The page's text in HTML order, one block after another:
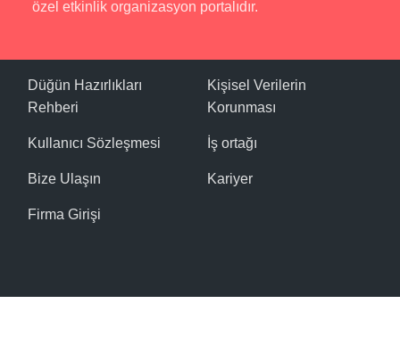
özel etkinlik organizasyon portalıdır.
Düğün Hazırlıkları
Rehberi
Kullanıcı Sözleşmesi
Bize Ulaşın
Firma Girişi
Kişisel Verilerin
Korunması
İş ortağı
Kariyer